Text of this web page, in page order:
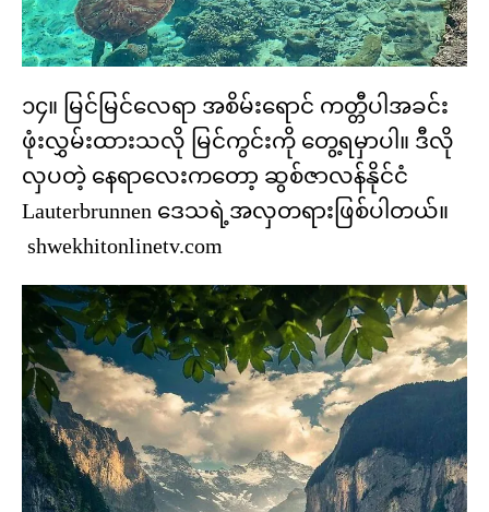
၁၄။ မြင်မြင်လေရာ အစိမ်းရောင် ကတ္တီပါအခင်း
ဖုံးလွှမ်းထားသလို မြင်ကွင်းကို တွေ့ရမှာပါ။ ဒီလို
လှပတဲ့ နေရာလေးကတော့ ဆွစ်ဇာလန်နိုင်ငံ
Lauterbrunnen ဒေသရဲ့အလှတရားဖြစ်ပါတယ်။
shwekhitonlinetv.com